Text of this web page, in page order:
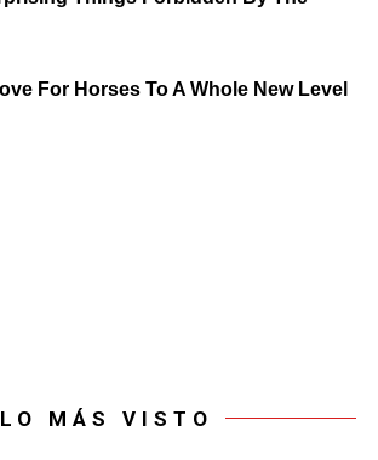
LO MÁS VISTO